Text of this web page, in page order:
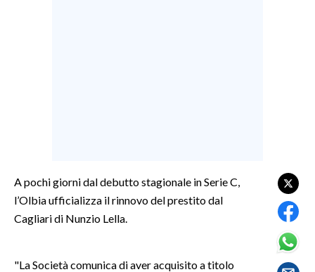
A pochi giorni dal debutto stagionale in Serie C,
l’Olbia ufficializza il rinnovo del prestito dal
Cagliari di Nunzio Lella.
"La Società comunica di aver acquisito a titolo